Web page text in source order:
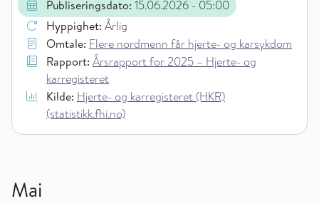
Publiseringsdato: 15.06.2026 - 05:00
Hyppighet: Årlig
Omtale: Flere nordmenn får hjerte- og karsykdom
Rapport: Årsrapport for 2025 – Hjerte- og
karregisteret
Kilde: Hjerte- og karregisteret (HKR)
(statistikk.fhi.no)
Mai